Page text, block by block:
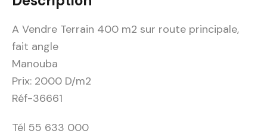
A Vendre Terrain 400 m2 sur route principale,
fait angle
Manouba
Prix: 2000 D/m2
Réf-36661
Tél 55 633 000